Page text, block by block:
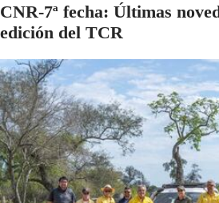
CNR-7ª fecha: Últimas
edición del TCR